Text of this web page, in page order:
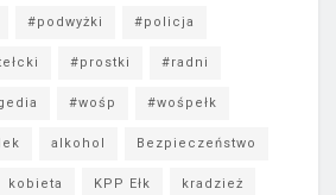
#podwyżki #policja
#prostki #radni
#wośp #wośpełk
alkohol Bezpieczeństwo
kobieta KPP Ełk kradzież